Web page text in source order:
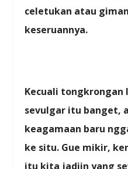
celetukan atau
keseruannya.
Kecuali tongkrongan
sevulgar itu banget,
keagamaan baru
ke situ. Gue mikir,
itu kita jadiin yang